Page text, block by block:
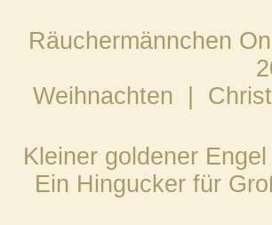
Räuchermännchen
Weihnachten
Kleiner goldener
Ein Hingucker für